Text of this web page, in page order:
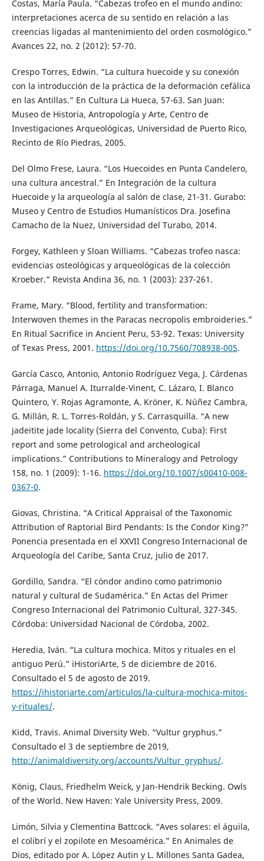
Costas, María Paula. “Cabezas trofeo en el mundo andino:
interpretaciones acerca de su sentido en relación a las
creencias ligadas al mantenimiento del orden cosmológico.”
Avances 22, no. 2 (2012): 57-70.
Crespo Torres, Edwin. “La cultura huecoide y su conexión
con la introducción de la práctica de la deformación cefálica
en las Antillas.” En Cultura La Hueca, 57-63. San Juan:
Museo de Historia, Antropología y Arte, Centro de
Investigaciones Arqueológicas, Universidad de Puerto Rico,
Recinto de Río Piedras, 2005.
Del Olmo Frese, Laura. “Los Huecoides en Punta Candelero,
una cultura ancestral.” En Integración de la cultura
Huecoide y la arqueología al salón de clase, 21-31. Gurabo:
Museo y Centro de Estudios Humanísticos Dra. Josefina
Camacho de la Nuez, Universidad del Turabo, 2014.
Forgey, Kathleen y Sloan Williams. “Cabezas trofeo nasca:
evidencias osteológicas y arqueológicas de la colección
Kroeber.” Revista Andina 36, no. 1 (2003): 237-261.
Frame, Mary. “Blood, fertility and transformation:
Interwoven themes in the Paracas necropolis embroideries.”
En Ritual Sacrifice in Ancient Peru, 53-92. Texas: University
of Texas Press, 2001. https://doi.org/10.7560/708938-005.
García Casco, Antonio, Antonio Rodríguez Vega, J. Cárdenas
Párraga, Manuel A. Iturralde-Vinent, C. Lázaro, I. Blanco
Quintero, Y. Rojas Agramonte, A. Kröner, K. Núñez Cambra,
G. Millán, R. L. Torres-Roldán, y S. Carrasquilla. “A new
jadeitite jade locality (Sierra del Convento, Cuba): First
report and some petrological and archeological
implications.” Contributions to Mineralogy and Petrology
158, no. 1 (2009): 1-16. https://doi.org/10.1007/s00410-008-
0367-0.
Giovas, Christina. “A Critical Appraisal of the Taxonomic
Attribution of Raptorial Bird Pendants: Is the Condor King?”
Ponencia presentada en el XXVII Congreso Internacional de
Arqueología del Caribe, Santa Cruz, julio de 2017.
Gordillo, Sandra. “El cóndor andino como patrimonio
natural y cultural de Sudamérica.” En Actas del Primer
Congreso Internacional del Patrimonio Cultural, 327-345.
Córdoba: Universidad Nacional de Córdoba, 2002.
Heredia, Iván. “La cultura mochica. Mitos y rituales en el
antiguo Perú.” iHistoriArte, 5 de diciembre de 2016.
Consultado el 5 de agosto de 2019.
https://ihistoriarte.com/articulos/la-cultura-mochica-mitos-
y-rituales/.
Kidd, Travis. Animal Diversity Web. “Vultur gryphus.”
Consultado el 3 de septiembre de 2019,
http://animaldiversity.org/accounts/Vultur_gryphus/.
König, Claus, Friedhelm Weick, y Jan-Hendrik Becking. Owls
of the World. New Haven: Yale University Press, 2009.
Limón, Silvia y Clementina Battcock. “Aves solares: el águila,
el colibrí y el zopilote en Mesoamérica.” En Animales de
Dios, editado por A. López Autin y L. Millones Santa Gadea,